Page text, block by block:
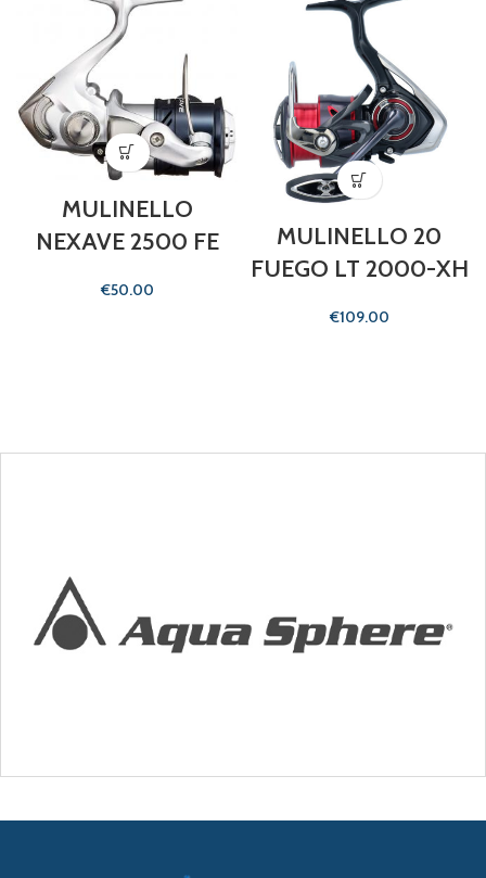
MULINELLO
NEXAVE 2500 FE
€
MULINELLO 20
FUEGO LT 2000-XH
€